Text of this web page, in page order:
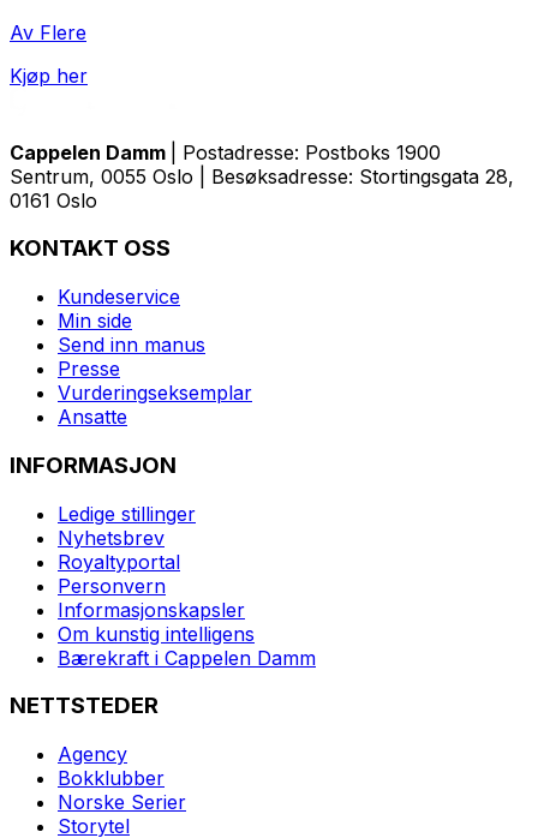
Av Flere
Kjøp her
Cappelen Damm
| Postadresse: Postboks 1900
Sentrum, 0055 Oslo | Besøksadresse: Stortingsgata 28,
0161 Oslo
KONTAKT OSS
Kundeservice
Min side
Send inn manus
Presse
Vurderingseksemplar
Ansatte
INFORMASJON
Ledige stillinger
Nyhetsbrev
Royaltyportal
Personvern
Informasjonskapsler
Om kunstig intelligens
Bærekraft i Cappelen Damm
NETTSTEDER
Agency
Bokklubber
Norske Serier
Storytel